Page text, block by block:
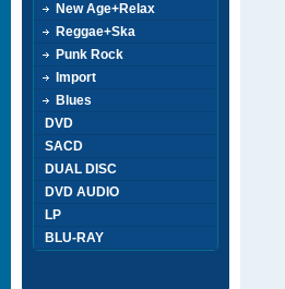
New Age+Relax
Reggae+Ska
Punk Rock
Import
Blues
DVD
SACD
DUAL DISC
DVD AUDIO
LP
BLU-RAY